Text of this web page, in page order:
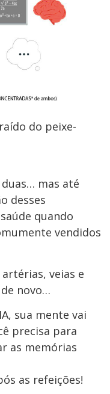
do peixe-
mas até
desses
quando
vendidos
artérias, veias e
novo…
sua mente vai
precisa para
as memórias
as refeições!